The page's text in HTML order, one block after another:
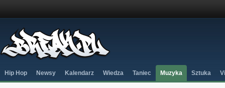
Hip Hop Newsy Kalendarz Wiedza Taniec Muzyka Sztuka